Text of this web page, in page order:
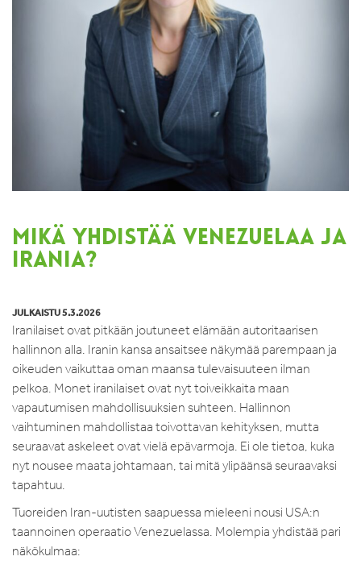
MIKÄ YHDISTÄÄ VENEZUELAA JA
IRANIA?
JULKAISTU 5.3.2026
Iranilaiset ovat pitkään joutuneet elämään autoritaarisen
hallinnon alla. Iranin kansa ansaitsee näkymää parempaan ja
oikeuden vaikuttaa oman maansa tulevaisuuteen ilman
pelkoa. Monet iranilaiset ovat nyt toiveikkaita maan
vapautumisen mahdollisuuksien suhteen. Hallinnon
vaihtuminen mahdollistaa toivottavan kehityksen, mutta
seuraavat askeleet ovat vielä epävarmoja. Ei ole tietoa, kuka
nyt nousee maata johtamaan, tai mitä ylipäänsä seuraavaksi
tapahtuu.
Tuoreiden Iran-uutisten saapuessa mieleeni nousi USA:n
taannoinen operaatio Venezuelassa. Molempia yhdistää pari
näkökulmaa: